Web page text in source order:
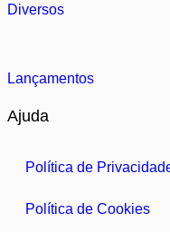
Diversos
Lançamentos
Ajuda
Política de
Política de Cookies